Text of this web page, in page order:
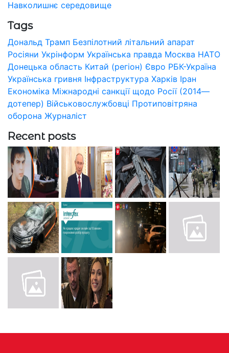
Навколишнє середовище
Tags
Дональд Трамп Безпілотний літальний апарат
Росіяни Укрінформ Українська правда Москва НАТО
Донецька область Китай (регіон) Євро РБК-Україна
Українська гривня Інфраструктура Харків Іран
Економіка Міжнародні санкції щодо Росії (2014—
дотепер) Військовослужбовці Протиповітряна
оборона Журналіст
Recent posts